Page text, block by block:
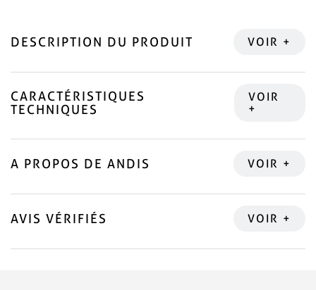
DESCRIPTION DU PRODUIT
CARACTÉRISTIQUES
TECHNIQUES
A PROPOS DE ANDIS
AVIS VÉRIFIÉS